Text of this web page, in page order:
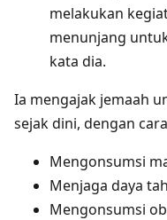
melakukan
menunjang
kata dia.
Ia mengajak jemaah
sejak dini, dengan
Mengonsumsi
Menjaga daya
Mengonsumsi